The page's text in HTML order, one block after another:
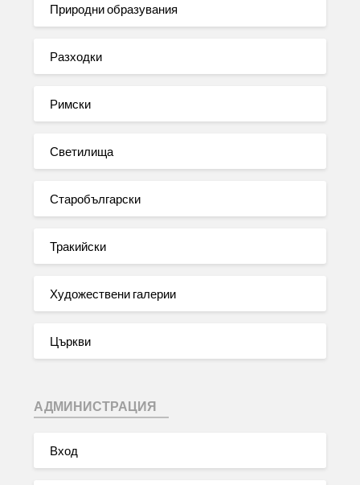
Природни образувания
Разходки
Римски
Светилища
Старобългарски
Тракийски
Художествени галерии
Църкви
АДМИНИСТРАЦИЯ
Вход